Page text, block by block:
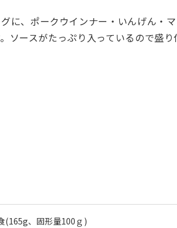
に、ポークウインナー・いんげん・
ソースがたっぷり入っているので盛り
(165g、固形量100ｇ)